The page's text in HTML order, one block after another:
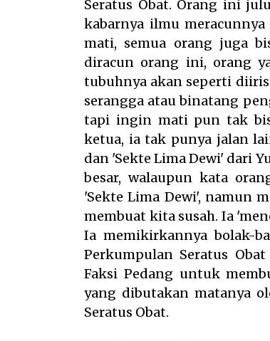
Seratus Obat. Orang ini
kabarnya ilmu
mati, semua orang juga
diracun orang ini, orang
tubuhnya akan seperti
serangga atau binatang
tapi ingin mati pun tak
ketua, ia tak punya jalan
dan 'Sekte Lima Dewi' dari
besar, walaupun kata
'Sekte Lima Dewi', namun
membuat kita susah. Ia
Ia memikirkannya bolak-
Perkumpulan Seratus
Faksi Pedang untuk
yang dibutakan matanya
Seratus Obat.